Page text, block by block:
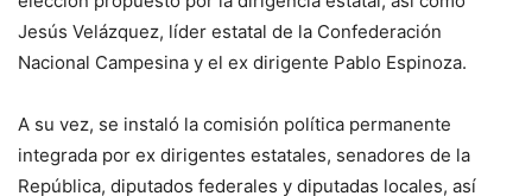
Jesús Velázquez, líder estatal de la Confederación
Nacional Campesina y el ex dirigente Pablo Espinoza.
A su vez, se instaló la comisión política permanente
integrada por ex dirigentes estatales, senadores de la
República, diputados federales y diputadas locales, así